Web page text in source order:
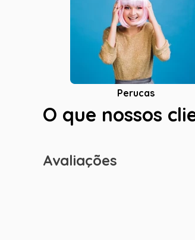
Perucas
O que nossos
Avaliações